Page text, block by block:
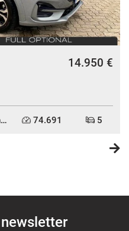
14.950 €
74.691 5